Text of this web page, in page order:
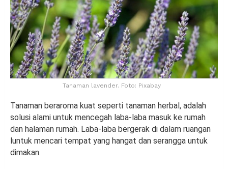
Tanaman lavender. Foto: Pixabay
Tanaman beraroma kuat seperti tanaman herbal, adalah
solusi alami untuk mencegah laba-laba masuk ke rumah
dan halaman rumah. Laba-laba bergerak di dalam ruangan
luntuk mencari tempat yang hangat dan serangga untuk
dimakan.